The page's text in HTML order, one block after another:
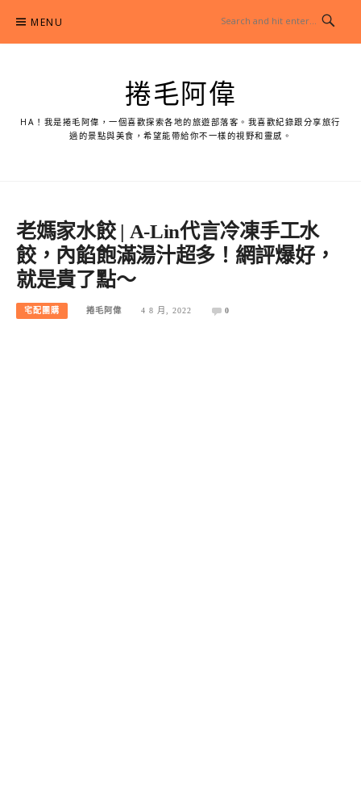
content
MENU
捲毛阿偉
HA！我是捲毛阿偉，一個喜歡探索各地的旅遊部落客。我喜歡紀錄跟分享旅行
過的景點與美食，希望能帶給你不一樣的視野和靈感。
老媽家水餃 | A-Lin代言冷凍手工水
餃，內餡飽滿湯汁超多！網評爆好，
就是貴了點～
宅配團購 捲毛阿偉 4 8 月, 2022 0